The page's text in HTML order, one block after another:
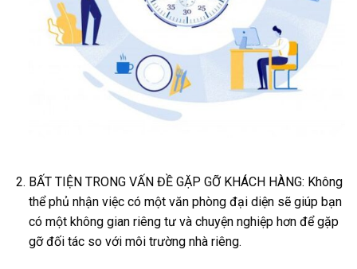
BẤT TIỆN TRONG VẤN ĐỀ GẶP GỠ KHÁCH HÀNG: Không
thể phủ nhận việc có một văn phòng đại diện sẽ giúp bạn
có một không gian riêng tư và chuyện nghiệp hơn để gặp
gỡ đối tác so với môi trường nhà riêng.